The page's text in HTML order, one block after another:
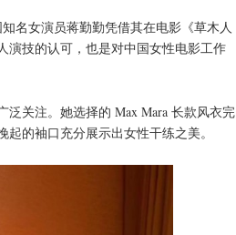
名女演员蒋勤勤凭借其在电影《草木人
演技的认可，也是对中国女性电影工作
关注。她选择的 Max Mara 长款风衣完
的袖口充分展示出女性干练之美。